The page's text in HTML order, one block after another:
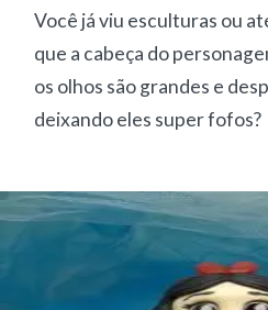
Você já viu esculturas ou
que a cabeça do
os olhos são grandes e
deixando eles super fofos?